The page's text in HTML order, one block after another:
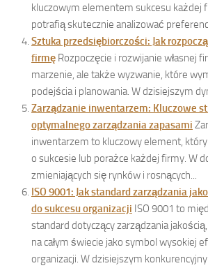
kluczowym elementem sukcesu każdej
potrafią skutecznie analizować
Sztuka przedsiębiorczości: Jak
firmę Rozpoczęcie i rozwijanie własnej
marzenie, ale także wyzwanie, które
podejścia i planowania. W dzisiejszym
Zarządzanie inwentarzem: Kluczowe
optymalnego zarządzania zapasami
inwentarzem to kluczowy element,
o sukcesie lub porażce każdej firmy. W
zmieniających się rynków i rosnących...
ISO 9001: Jak standard zarządzania
do sukcesu organizacji ISO 9001 to
standard dotyczący zarządzania
na całym świecie jako symbol wysokiej
organizacji. W dzisiejszym